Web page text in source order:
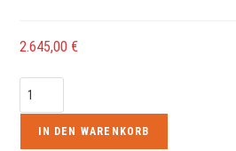
2.645,00 €
IN DEN WARENKORB